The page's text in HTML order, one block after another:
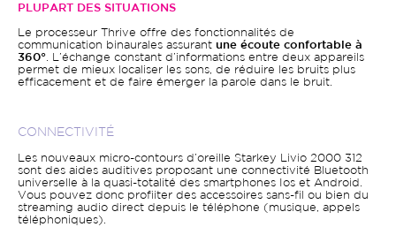
PLUPART DES SITUATIONS
Le processeur Thrive offre des fonctionnalités de
communication binaurales assurant une écoute confortable à
360° . L’échange constant d’informations entre deux appareils
permet de mieux localiser les sons, de réduire les bruits plus
efficacement et de faire émerger la parole dans le bruit.
CONNECTIVITÉ
Les nouveaux micro-contours d’oreille Starkey Livio 2000 312
sont des aides auditives proposant une connectivité Bluetooth
universelle à la quasi-totalité des smartphones Ios et Android.
Vous pouvez donc profiiter des accessoires sans-fil ou bien du
streaming audio direct depuis le téléphone (musique, appels
téléphoniques).